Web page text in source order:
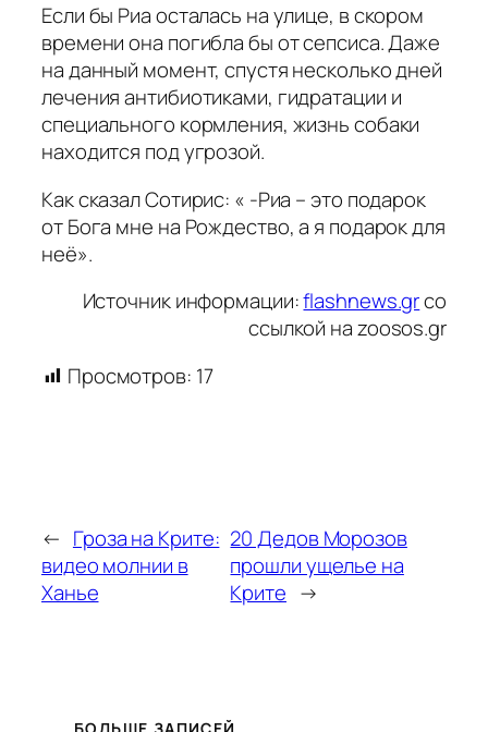
Если бы Риа осталась на улице, в скором
времени она погибла бы от сепсиса. Даже
на данный момент, спустя несколько дней
лечения антибиотиками, гидратации и
специального кормления, жизнь собаки
находится под угрозой.
Как сказал Сотирис: « -Риа – это подарок
от Бога мне на Рождество, а я подарок для
неё».
Источник информации:flashnews.grсо
ссылкой на zoosos.gr
Просмотров: 17
← Гроза на Крите:
видео молнии в
Ханье
20 Дедов Морозов
прошли ущелье на
Крите →